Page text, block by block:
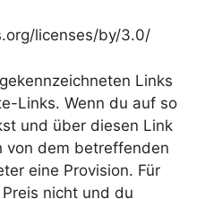
licenses/by/3.0/
Links
Links. Wenn du auf so
und über diesen Link
von dem betreffenden
eine Provision. Für
nicht und du